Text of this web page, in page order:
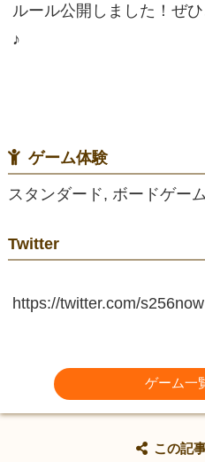
ルール公開しました！ぜ
♪
ゲーム体験
スタンダード, ボードゲー
Twitter
https://twitter.com/s256now
ゲーム一
この記